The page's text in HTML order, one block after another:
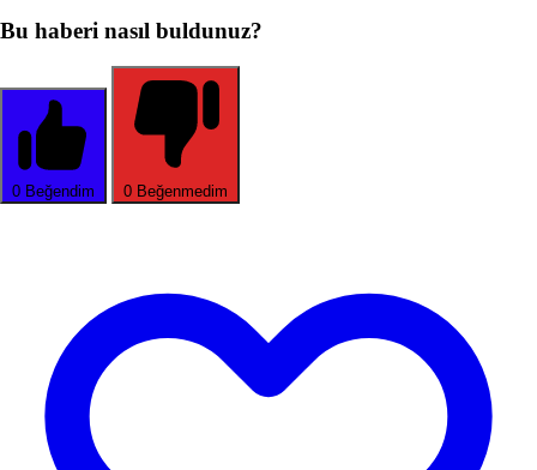
Bu haberi nasıl buldunuz?
0 Beğendim 0 Beğenmedim